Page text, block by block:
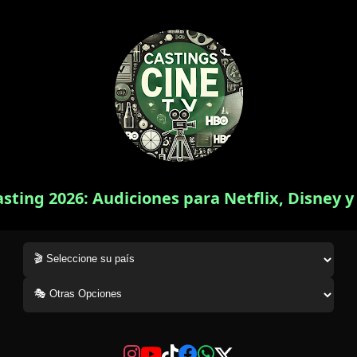
2026: Audiciones para Netflix, Disney